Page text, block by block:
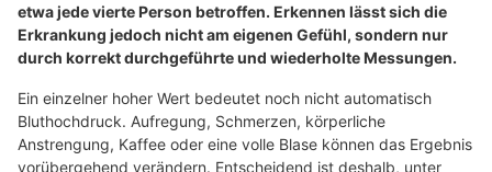
etwa jede vierte Person betroffen. Erkennen lässt sich die
Erkrankung jedoch nicht am eigenen Gefühl, sondern nur
durch korrekt durchgeführte und wiederholte Messungen.
Ein einzelner hoher Wert bedeutet noch nicht automatisch
Bluthochdruck. Aufregung, Schmerzen, körperliche
Anstrengung, Kaffee oder eine volle Blase können das Ergebnis
vorübergehend verändern. Entscheidend ist deshalb, unter